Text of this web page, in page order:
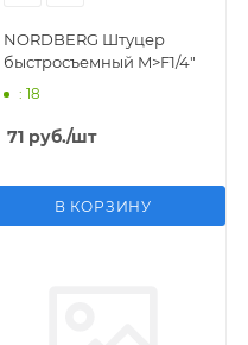
NORDBERG Штуцер
быстросъемный M>F1/4"
: 18
71 руб./шт
В КОРЗИНУ